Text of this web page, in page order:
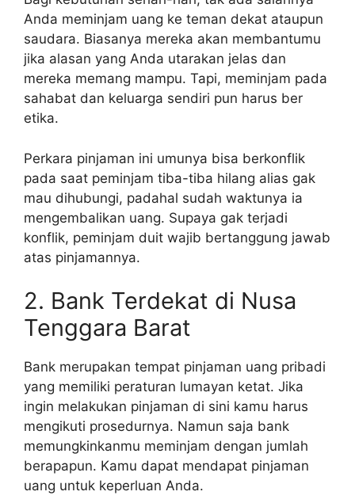
Anda meminjam uang ke teman dekat ataupun
saudara. Biasanya mereka akan membantumu
jika alasan yang Anda utarakan jelas dan
mereka memang mampu. Tapi, meminjam pada
sahabat dan keluarga sendiri pun harus ber
etika.
Perkara pinjaman ini umunya bisa berkonflik
pada saat peminjam tiba-tiba hilang alias gak
mau dihubungi, padahal sudah waktunya ia
mengembalikan uang. Supaya gak terjadi
konflik, peminjam duit wajib bertanggung jawab
atas pinjamannya.
2. Bank Terdekat di Nusa
Tenggara Barat
Bank merupakan tempat pinjaman uang pribadi
yang memiliki peraturan lumayan ketat. Jika
ingin melakukan pinjaman di sini kamu harus
mengikuti prosedurnya. Namun saja bank
memungkinkanmu meminjam dengan jumlah
berapapun. Kamu dapat mendapat pinjaman
uang untuk keperluan Anda.